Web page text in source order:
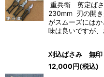
重兵衛 剪定ば
230mm 刃の開き
がスムーズには
味は良いですが
刈込ばさみ 無
12,000円(税込)